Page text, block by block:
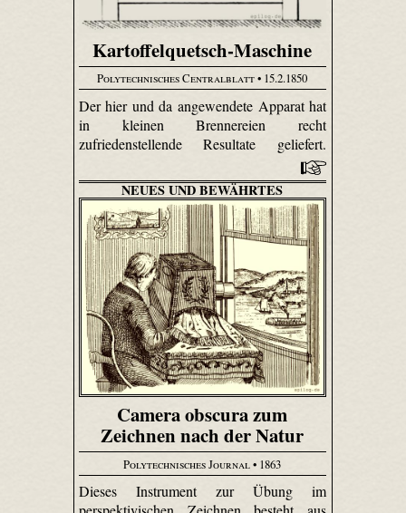
Kartoffelquetsch-Maschine
Polytechnisches Centralblatt• 15.2.1850
Der hier und da angewendete Apparat hat
in kleinen Brennereien recht
zufriedenstellende Resultate geliefert.
NEUES UND BEWÄHRTES
Camera obscura zum
Zeichnen nach der Natur
Polytechnisches Journal• 1863
Dieses Instrument zur Übung im